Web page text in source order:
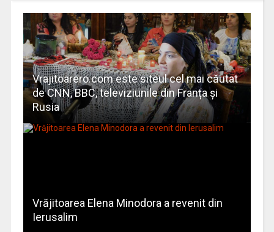
Vrajitoarero.com este siteul cel mai căutat
de CNN, BBC, televiziunile din Franța și
Rusia
Vrăjitoarea Elena Minodora a revenit din
Ierusalim